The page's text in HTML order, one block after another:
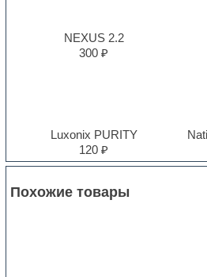
NEXUS 2.2
300 ₽
Luxonix PURITY
120 ₽
Похожие товары